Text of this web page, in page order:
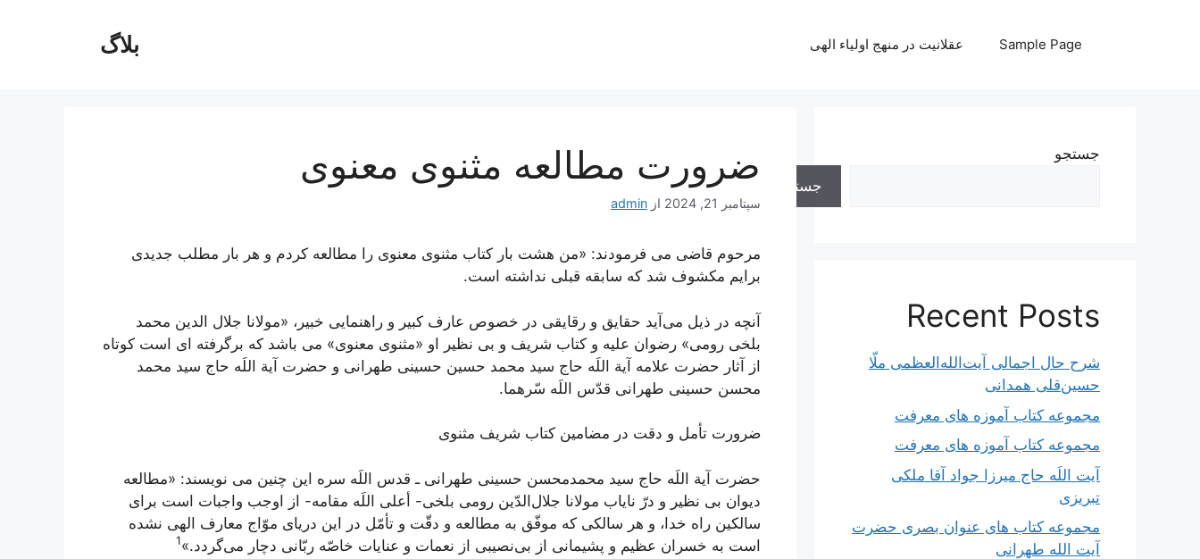
بلاگ Sample Page عقلانیت در منهج اولیاء الهی
ضرورت مطالعه مثنوی معنوی
سپتامبر 21, 2024 از admin
مرحوم قاضى می ‌فرمودند: «من هشت بار كتاب مثنوى معنوى را مطالعه كردم و هر بار مطلب جديدى
برايم مكشوف شد كه سابقه قبلى نداشته است.
آنچه در ذیل می‌آید حقایق و رقایقی در خصوص عارف کبیر و راهنمایی خبیر، «مولانا جلال الدین محمد
بلخی رومی» رضوان علیه و کتاب شریف و بی نظیر او «مثنوی معنوی» می باشد که برگرفته ای است کوتاه
از آثار حضرت علامه آیة اللَه حاج سید محمد حسین حسینی طهرانی و حضرت آیة اللَه حاج سید محمد
محسن حسینی طهرانی قدّس اللَه سّرهما.
ضرورت تأمل و دقت در مضامین کتاب شریف مثنوی
حضرت آیة اللَه حاج سید محمد‌محسن حسینی طهرانی ـ قدس اللَه سره این چنین می نویسند: «مطالعه
ديوان بى ‌نظير و درّ ناياب مولانا جلال‌الدّين رومى بلخى- أعلى اللَه مقامه- از اوجب واجبات است براى
سالكين راه خدا، و هر سالكى كه موفّق به مطالعه و دقّت و تأمّل در اين درياى موّاج معارف الهى نشده
است به خسران عظيم و پشيمانى از بى‌نصيبى از نعمات و عنايات خاصّه ربّانى دچار مى‌گردد.»1
جستجو
جستجو
Recent Posts
شرح حال اجمالی آیت‌الله‌العظمی ملّا
حسین‌قلی همدانی
مجموعه کتاب آموزه های معرفت
مجموعه کتاب آموزه های معرفت
آیت اللَه حاج میرزا جواد آقا ملکی
تبریزی
مجموعه کتاب های عنوان بصری حضرت
آیت الله طهرانی